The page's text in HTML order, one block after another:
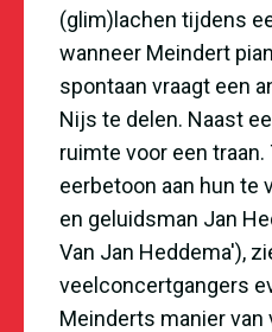
(glim)lachen tijdens
wanneer Meindert
spontaan vraagt een
Nijs te delen. Naast
ruimte voor een
eerbetoon aan hun te
en geluidsman Jan
Van Jan Heddema'),
veelconcertgangers
Meinderts manier van